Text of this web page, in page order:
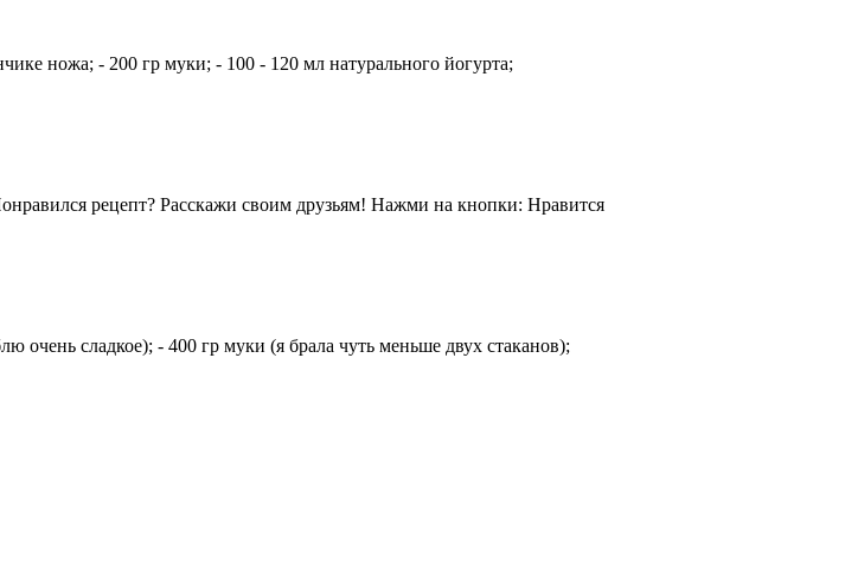
ножа; - 200 гр муки; - 100 - 120 мл натурального йогурта;
рецепт? Расскажи своим друзьям! Нажми на кнопки: Нравится
сладкое); - 400 гр муки (я брала чуть меньше двух стаканов);